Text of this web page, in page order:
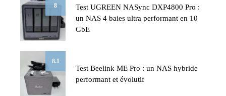
8
Test UGREEN NASync DXP4800 Pro :
un NAS 4 baies ultra performant en 10
GbE
8.1
Test Beelink ME Pro : un NAS hybride
performant et évolutif